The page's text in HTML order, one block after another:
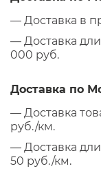
— Доставка в
— Доставка
000 руб.
Доставка по
— Доставка
руб./км.
— Доставка
50 руб./км.